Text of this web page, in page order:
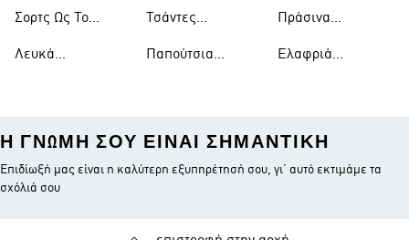
Σορτς Ως Το
Λευκά
Τσάντες
Παπούτσια
Πράσινα
Ελαφριά
Η ΓΝΏΜΗ ΣΟΥ ΕΊΝΑΙ ΣΗΜΑΝΤΙΚΉ
Επιδίωξή μας είναι η καλύτερη εξυπηρέτησή σου, γι’ αυτό εκτιμάμε τα
σχόλιά σου